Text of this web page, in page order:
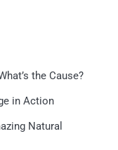
the Cause?
in Action
Natural